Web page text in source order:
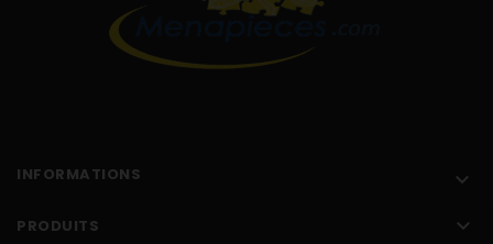
INFORMATIONS 
PRODUITS 